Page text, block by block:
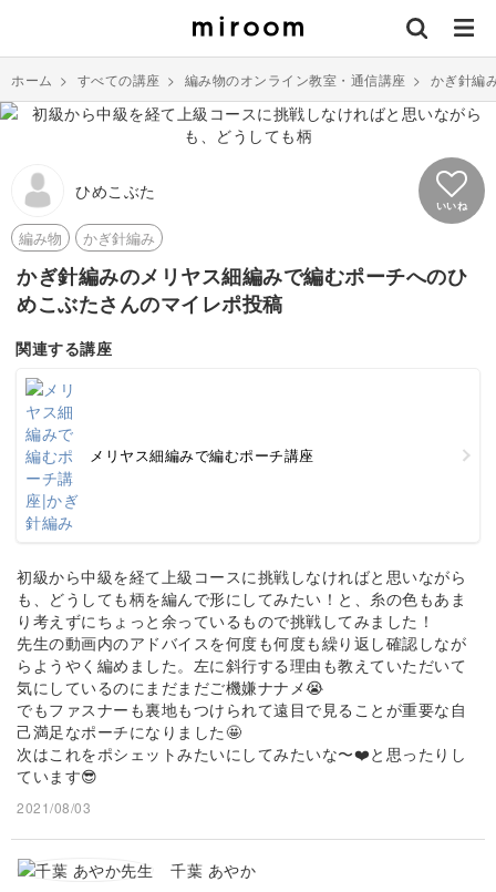
ホーム > すべての講座 > 編み物のオンライン教室・通信講座 > かぎ針編
ひめこぶた
いいね
編み物 かぎ針編み
かぎ針編みのメリヤス細編みで編むポーチへのひ
めこぶたさんのマイレポ投稿
関連する講座
メリヤス細編みで編むポーチ講座
初級から中級を経て上級コースに挑戦しなければと思いながら
も、どうしても柄を編んで形にしてみたい！と、糸の色もあま
り考えずにちょっと余っているもので挑戦してみました！
先生の動画内のアドバイスを何度も何度も繰り返し確認しなが
らようやく編めました。左に斜行する理由も教えていただいて
気にしているのにまだまだご機嫌ナナメ😭
でもファスナーも裏地もつけられて遠目で見ることが重要な自
己満足なポーチになりました🤩
次はこれをポシェットみたいにしてみたいな〜❤️と思ったりし
ています😎
2021/08/03
千葉 あやか